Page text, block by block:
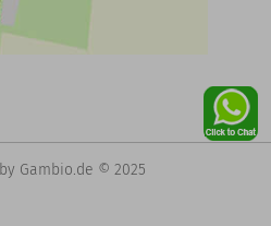
by Gambio.de © 2025